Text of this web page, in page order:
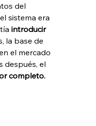
del
sistema era
introducir
la base de
el mercado
después, el
completo.